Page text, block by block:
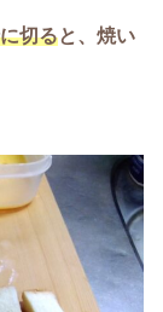
切ると、焼い